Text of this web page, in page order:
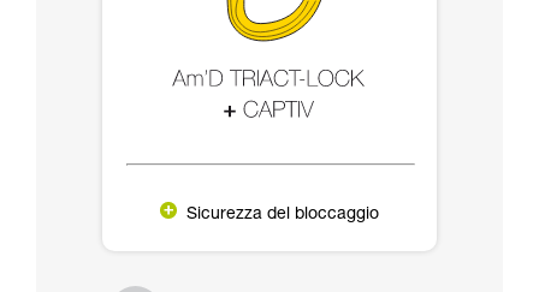
Sicurezza del bloccaggio